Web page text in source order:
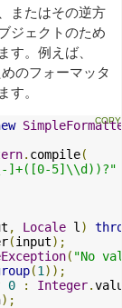
またはその逆方
ジェクトのため
。例えば、
のフォーマッタ
。
. compile(
5]\\d))?"
, Locale l )
(input);
( "No
(1 ));
0 : Integer.
);